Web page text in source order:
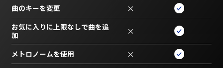
曲のキーを変更 ×
お気に入りに上限なしで曲を追
加
×
メトロノームを使用 ×